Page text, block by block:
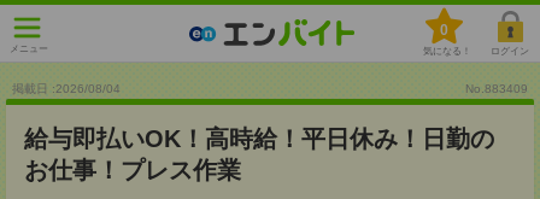
メニュー
0
気になる！ ログイン
掲載日 :2026/08/04 No.883409
給与即払いOK！高時給！平日休み！日勤の
お仕事！プレス作業